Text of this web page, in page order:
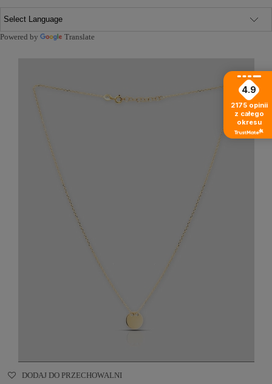
Powered by Translate
DODAJ DO PRZECHOWALNI
4.9
2175 opinii
z całego
okresu